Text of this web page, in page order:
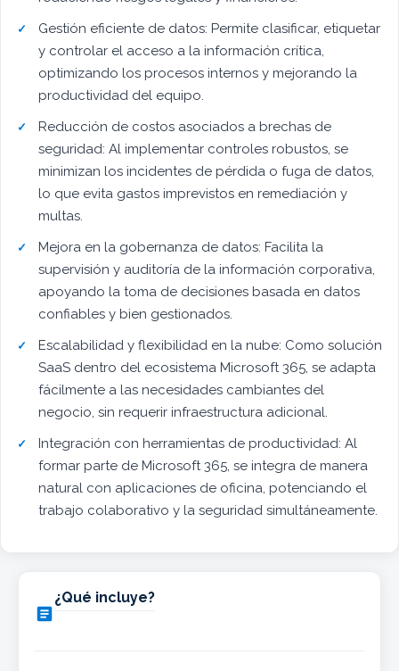
Gestión eficiente de datos: Permite clasificar, etiquetar
y controlar el acceso a la información crítica,
optimizando los procesos internos y mejorando la
productividad del equipo.
Reducción de costos asociados a brechas de
seguridad: Al implementar controles robustos, se
minimizan los incidentes de pérdida o fuga de datos,
lo que evita gastos imprevistos en remediación y
multas.
Mejora en la gobernanza de datos: Facilita la
supervisión y auditoría de la información corporativa,
apoyando la toma de decisiones basada en datos
confiables y bien gestionados.
Escalabilidad y flexibilidad en la nube: Como solución
SaaS dentro del ecosistema Microsoft 365, se adapta
fácilmente a las necesidades cambiantes del
negocio, sin requerir infraestructura adicional.
Integración con herramientas de productividad: Al
formar parte de Microsoft 365, se integra de manera
natural con aplicaciones de oficina, potenciando el
trabajo colaborativo y la seguridad simultáneamente.

¿Qué incluye?